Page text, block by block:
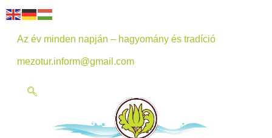
Az év minden napján – hagyomány és tradíció
mezotur.inform@gmail.com